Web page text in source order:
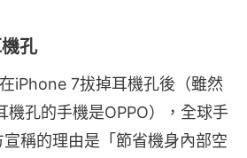
孔
iPhone 7拔掉耳機孔後（雖然
機孔的手機是OPPO），全球手
稱的理由是「節省機身內部空